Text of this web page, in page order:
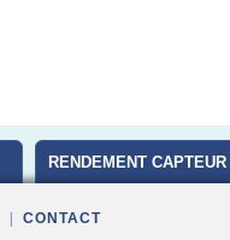
RENDEMENT CAPTEUR
CONTACT